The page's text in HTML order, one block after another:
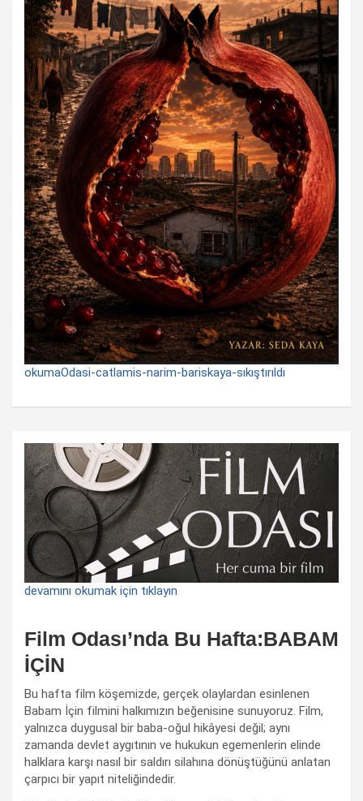
okumaOdasi-catlamis-narim-bariskaya-sıkıştırıldı
devamını okumak için tıklayın
Film Odası’nda Bu Hafta:BABAM
İÇİN
Bu hafta film köşemizde, gerçek olaylardan esinlenen
Babam İçin filmini halkımızın beğenisine sunuyoruz. Film,
yalnızca duygusal bir baba-oğul hikâyesi değil; aynı
zamanda devlet aygıtının ve hukukun egemenlerin elinde
halklara karşı nasıl bir saldırı silahına dönüştüğünü anlatan
çarpıcı bir yapıt niteliğindedir.